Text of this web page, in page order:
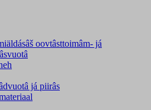
oovtâsttoimâm- já
já piirâs